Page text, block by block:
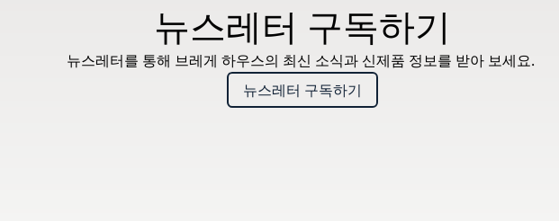
뉴스레터 구독하기
뉴스레터를 통해 브레게 하우스의 최신 소식과 신제품 정보를 받아 보세요.
뉴스레터 구독하기